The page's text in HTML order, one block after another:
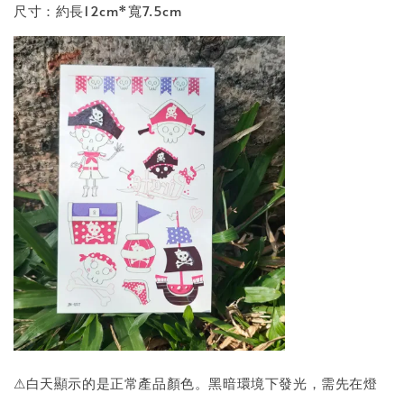
尺寸：約長12cm*寬7.5cm
⚠白天顯示的是正常產品顏色。黑暗環境下發光，需先在燈